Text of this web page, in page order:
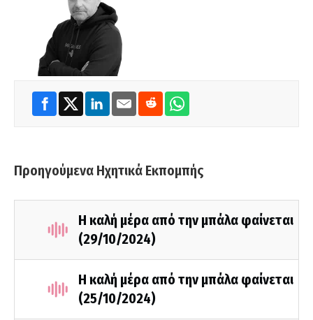
Προηγούμενα Ηχητικά Εκπομπής
Η καλή μέρα από την μπάλα φαίνεται
(29/10/2024)
Η καλή μέρα από την μπάλα φαίνεται
(25/10/2024)